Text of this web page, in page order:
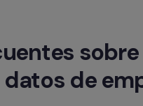
datos de